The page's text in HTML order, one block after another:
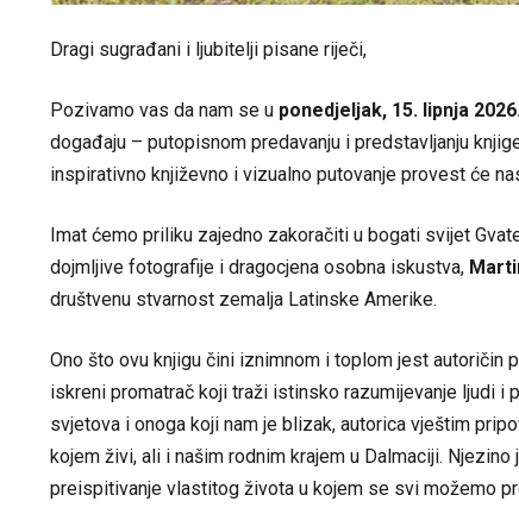
Dragi sugrađani i ljubitelji pisane riječi,
Pozivamo vas da nam se u ponedjeljak, 15. lipnja
događaju – putopisnom predavanju i predstavljanju
inspirativno književno i vizualno putovanje provest će
Imat ćemo priliku zajedno zakoračiti u bogati svijet
dojmljive fotografije i dragocjena osobna iskustva,
društvenu stvarnost zemalja Latinske Amerike.
Ono što ovu knjigu čini iznimnom i toplom jest autoričin
iskreni promatrač koji traži istinsko razumijevanje ljudi
svjetova i onoga koji nam je blizak, autorica vještim
kojem živi, ali i našim rodnim krajem u Dalmaciji.
preispitivanje vlastitog života u kojem se svi možemo